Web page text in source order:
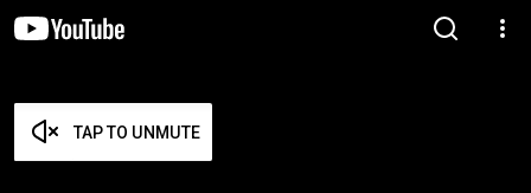
TAP TO UNMUTE